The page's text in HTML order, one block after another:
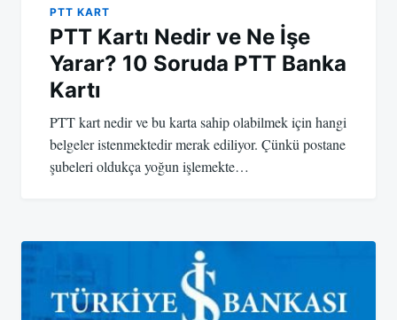
PTT KART
PTT Kartı Nedir ve Ne İşe
Yarar? 10 Soruda PTT Banka
Kartı
PTT kart nedir ve bu karta sahip olabilmek için hangi
belgeler istenmektedir merak ediliyor. Çünkü postane
şubeleri oldukça yoğun işlemekte…